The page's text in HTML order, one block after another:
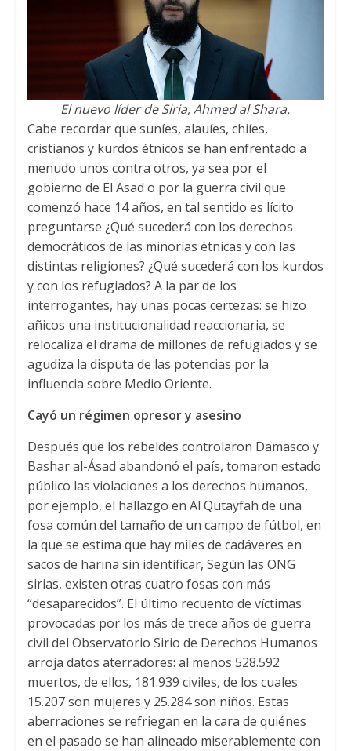
El nuevo líder de Siria, Ahmed al Shara.
Cabe recordar que suníes, alauíes, chiíes,
cristianos y kurdos étnicos se han enfrentado a
menudo unos contra otros, ya sea por el
gobierno de El Asad o por la guerra civil que
comenzó hace 14 años, en tal sentido es lícito
preguntarse ¿Qué sucederá con los derechos
democráticos de las minorías étnicas y con las
distintas religiones? ¿Qué sucederá con los kurdos
y con los refugiados? A la par de los
interrogantes, hay unas pocas certezas: se hizo
añicos una institucionalidad reaccionaria, se
relocaliza el drama de millones de refugiados y se
agudiza la disputa de las potencias por la
influencia sobre Medio Oriente.
Cayó un régimen opresor y asesino
Después que los rebeldes controlaron Damasco y
Bashar al-Ásad abandonó el país, tomaron estado
público las violaciones a los derechos humanos,
por ejemplo, el hallazgo en Al Qutayfah de una
fosa común del tamaño de un campo de fútbol, en
la que se estima que hay miles de cadáveres en
sacos de harina sin identificar, Según las ONG
sirias, existen otras cuatro fosas con más
“desaparecidos”. El último recuento de víctimas
provocadas por los más de trece años de guerra
civil del Observatorio Sirio de Derechos Humanos
arroja datos aterradores: al menos 528.592
muertos, de ellos, 181.939 civiles, de los cuales
15.207 son mujeres y 25.284 son niños. Estas
aberraciones se refriegan en la cara de quiénes
en el pasado se han alineado miserablemente con